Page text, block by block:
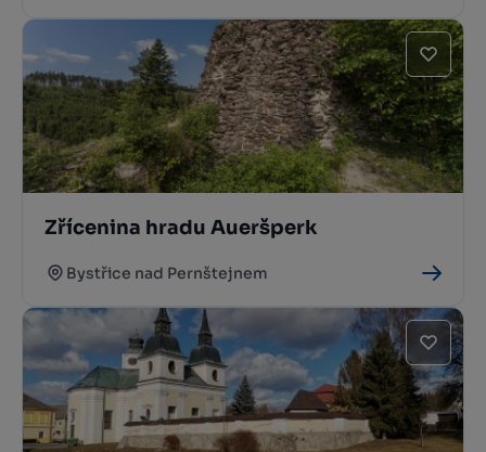
Zřícenina hradu Aueršperk
Bystřice nad Pernštejnem